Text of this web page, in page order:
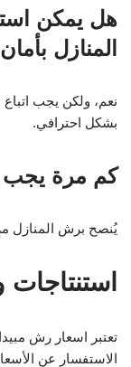
هل يمكن
المنازل
نعم، ولكن يجب اتباع
بشكل احترافي.
كم مرة يجب
يُنصح برش المنازل مرة كل 6 أشهر كحد أدنى،
استنتاجات
تعتبر اسعار رش
الاستفسار عن